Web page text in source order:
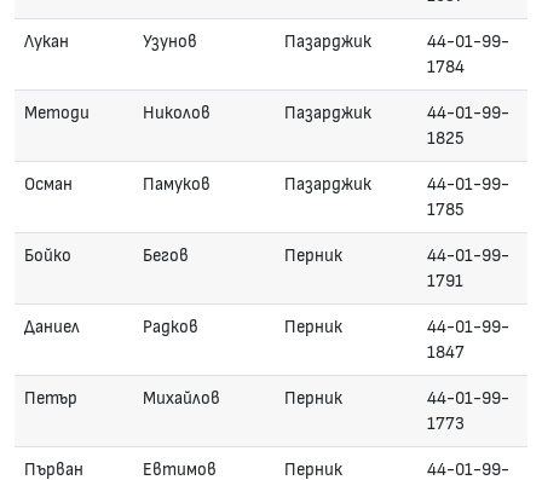
Лукан Узунов Пазарджик
44-01-99-
1784
Методи Николов Пазарджик
44-01-99-
1825
Осман Памуков Пазарджик
44-01-99-
1785
Бойко Бегов Перник
44-01-99-
1791
Даниел Радков Перник
44-01-99-
1847
Петър Михайлов Перник
44-01-99-
1773
Първан Евтимов Перник
44-01-99-